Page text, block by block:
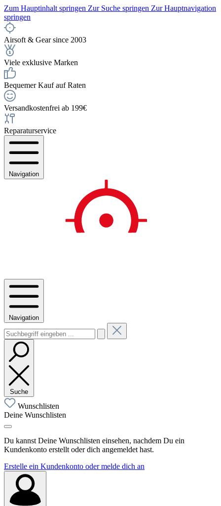
Zum Hauptinhalt springen Zur Suche springen Zur Hauptnavigation
springen
Airsoft & Gear since 2003
Viele exklusive Marken
Bequemer Kauf auf Raten
Versandkostenfrei ab 199€
Reparaturservice
Navigation
Navigation
Suche
Wunschlisten
Deine Wunschlisten
Du kannst Deine Wunschlisten einsehen, nachdem Du ein
Kundenkonto erstellt oder dich angemeldet hast.
Erstelle ein Kundenkonto oder melde dich an